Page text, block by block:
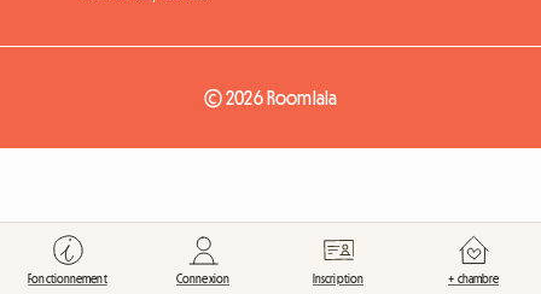
© 2026 Roomlala
Fonctionnement Connexion Inscription + chambre